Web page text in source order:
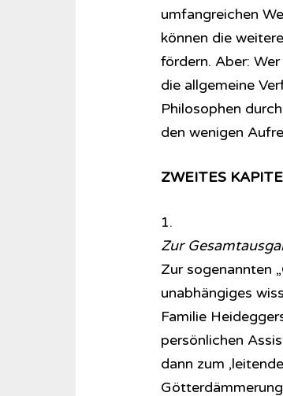
umfangreichen
können die
fördern. Aber:
die allgemeine
Philosophen
den wenigen
ZWEITES
1.
Zur
Zur sogenannten
unabhängiges
Familie
persönlichen
dann zum